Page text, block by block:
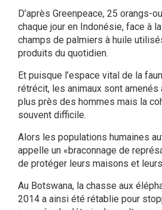
D’après Greenpeace, 25 orangs-
chaque jour en Indonésie, face à
champs de palmiers à huile
produits du quotidien.
Et puisque l’espace vital de la
rétrécit, les animaux sont amenés
plus près des hommes mais la
souvent difficile.
Alors les populations humaines
appelle un «braconnage de
de protéger leurs maisons et
Au Botswana, la chasse aux
2014 a ainsi été rétablie pour